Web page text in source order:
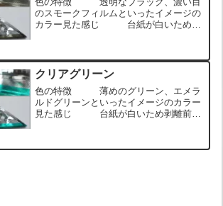
のスモークフィルムといったイメージの
カラー見た感じ 台紙が白いため剥
くっきりと透けて見える透過性を確認で
きる触り心地 表面が...
クリアグリーン
色の特徴 薄めのグリーン、エメラ
ルドグリーンといったイメージのカラー
見た感じ 台紙が白いため剥離前は
りと透けて見える透過性を確認できる触